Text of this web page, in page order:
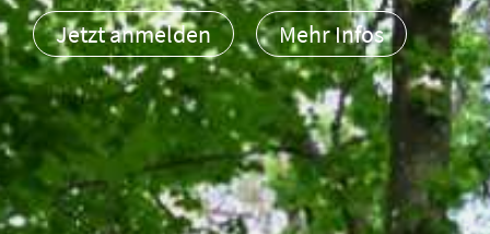
Jetzt anmelden Mehr Infos